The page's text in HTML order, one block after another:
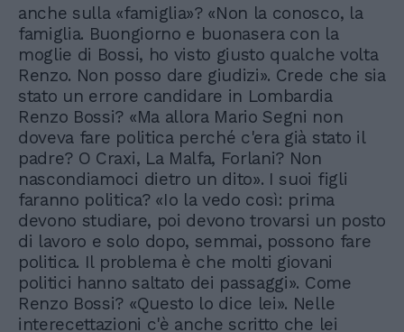
anche sulla «famiglia»? «Non la conosco, la
famiglia. Buongiorno e buonasera con la
moglie di Bossi, ho visto giusto qualche volta
Renzo. Non posso dare giudizi». Crede che sia
stato un errore candidare in Lombardia
Renzo Bossi? «Ma allora Mario Segni non
doveva fare politica perché c'era già stato il
padre? O Craxi, La Malfa, Forlani? Non
nascondiamoci dietro un dito». I suoi figli
faranno politica? «Io la vedo così: prima
devono studiare, poi devono trovarsi un posto
di lavoro e solo dopo, semmai, possono fare
politica. Il problema è che molti giovani
politici hanno saltato dei passaggi». Come
Renzo Bossi? «Questo lo dice lei». Nelle
interecettazioni c'è anche scritto che lei